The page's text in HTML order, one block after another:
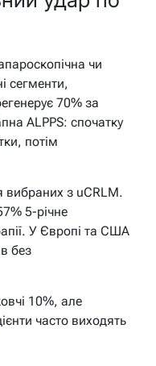
чи
сегменти,
70% за
ALPPS: спочатку
потім
вибраних з uCRLM.
5-річне
У Європі та США
без
10%, але
часто виходять